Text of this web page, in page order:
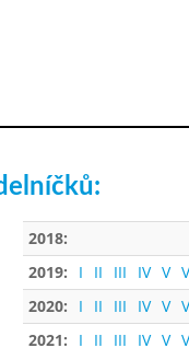
2018:
2019:
I II III IV V
2020:
I II III IV V
2021:
I II III IV V